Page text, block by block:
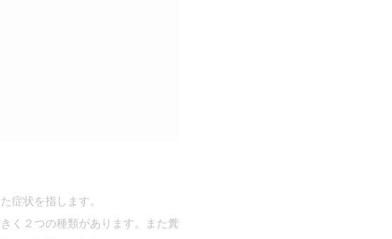
症状を指します。
く２つの種類があります。また糞